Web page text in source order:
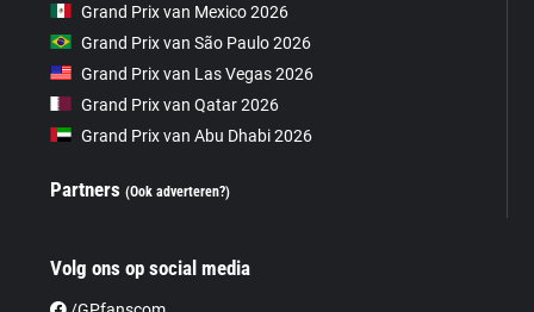
Grand Prix van Mexico 2026
Grand Prix van São Paulo 2026
Grand Prix van Las Vegas 2026
Grand Prix van Qatar 2026
Grand Prix van Abu Dhabi 2026
Partners(Ook adverteren?)
Volg ons op social media